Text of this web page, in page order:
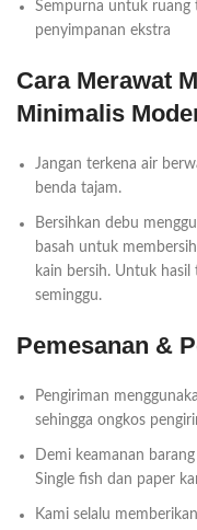
Sempurna untuk ruang
penyimpanan ekstra
Cara Merawat
Minimalis
Jangan terkena air
benda tajam.
Bersihkan debu
basah untuk
kain bersih. Untuk hasil
seminggu.
Pemesanan &
Pengiriman
sehingga ongkos
Demi keamanan
Single fish dan paper
Kami selalu